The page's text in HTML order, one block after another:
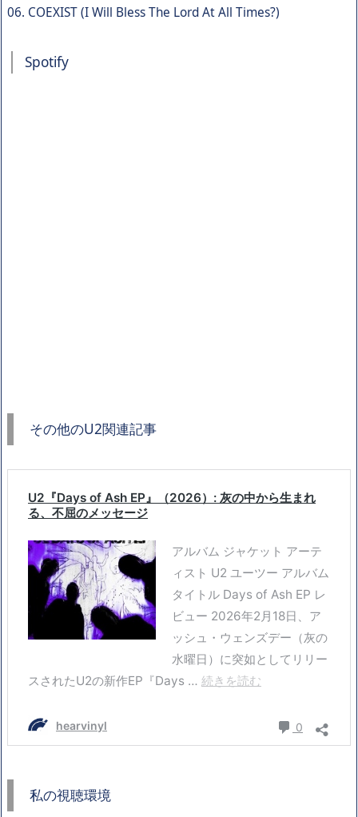
06. COEXIST (I Will Bless The Lord At All Times?)
Spotify
その他のU2関連記事
私の視聴環境